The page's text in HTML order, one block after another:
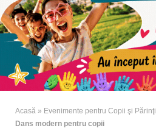
Acasă » Evenimente pentru Copii şi Părinţi
Dans modern pentru copii